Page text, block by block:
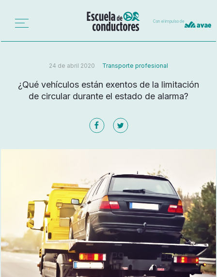
Con el impulso de
24 de abril 2020 Transporte profesional
¿Qué vehículos están exentos de la limitación
de circular durante el estado de alarma?